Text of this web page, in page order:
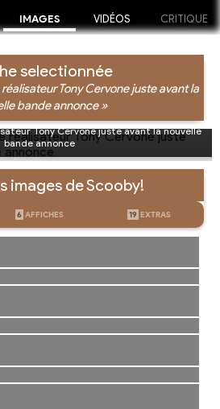
IMAGES VIDÉOS CRITIQUE
selectionnée
Tony Cervone juste avant la
bande annonce »
Tony Cervone juste avant la nouvelle
bande annonce
images de Scooby!
6 AFFICHES 19 EXTRAS